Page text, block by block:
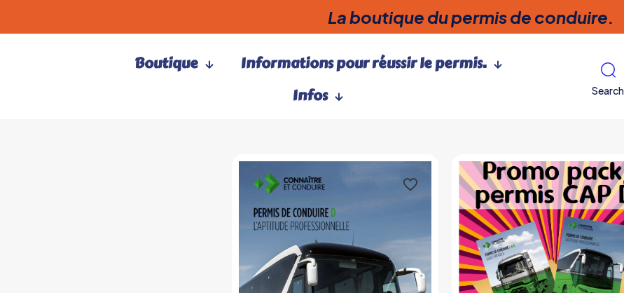
La boutique du permis de conduire.
Boutique
Informations pour réussir le permis.
Infos
Search